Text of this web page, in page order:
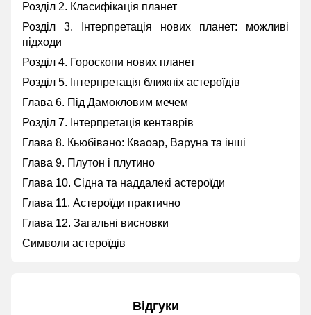
Розділ 2. Класифікація планет
Розділ 3. Інтерпретація нових планет: можливі
підходи
Розділ 4. Гороскопи нових планет
Розділ 5. Інтерпретація ближніх астероїдів
Глава 6. Під Дамокловим мечем
Розділ 7. Інтерпретація кентаврів
Глава 8. Кьюбівано: Кваоар, Варуна та інші
Глава 9. Плутон і плутино
Глава 10. Сідна та наддалекі астероїди
Глава 11. Астероїди практично
Глава 12. Загальні висновки
Символи астероїдів
Відгуки